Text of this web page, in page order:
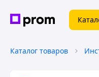
Каталог товаров